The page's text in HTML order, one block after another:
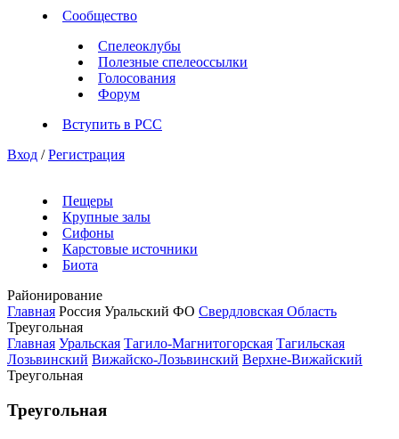
Сообщество
Спелеоклубы
Полезные спелеоссылки
Голосования
Форум
Вступить в РСС
Вход / Регистрация
Пещеры
Крупные залы
Сифоны
Карстовые источники
Биота
Районирование
Главная Россия Уральский ФО Свердловская Область
Треугольная
Главная Уральская Тагило-Магнитогорская Тагильская
Лозьвинский Вижайско-Лозьвинский Верхне-Вижайский
Треугольная
Треугольная